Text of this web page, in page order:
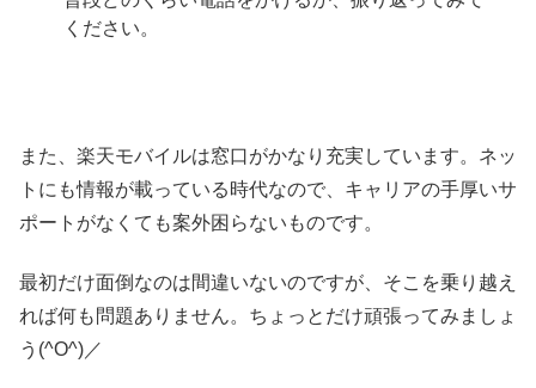
ください。
また、楽天モバイルは窓口がかなり充実しています。ネッ
トにも情報が載っている時代なので、キャリアの手厚いサ
ポートがなくても案外困らないものです。
最初だけ面倒なのは間違いないのですが、そこを乗り越え
れば何も問題ありません。ちょっとだけ頑張ってみましょ
う(^O^)／